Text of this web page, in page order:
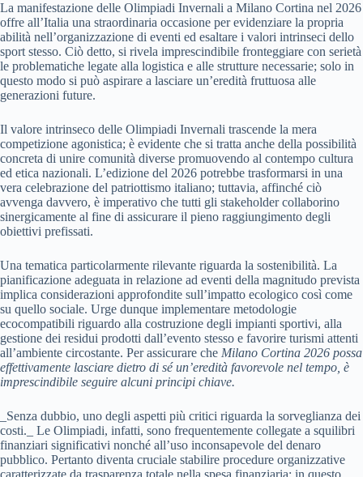
La manifestazione delle Olimpiadi Invernali a Milano Cortina nel 2026
offre all’Italia una straordinaria occasione per evidenziare la propria
abilità nell’organizzazione di eventi ed esaltare i valori intrinseci dello
sport stesso. Ciò detto, si rivela imprescindibile fronteggiare con serietà
le problematiche legate alla logistica e alle strutture necessarie; solo in
questo modo si può aspirare a lasciare un’eredità fruttuosa alle
generazioni future.
Il valore intrinseco delle Olimpiadi Invernali trascende la mera
competizione agonistica; è evidente che si tratta anche della possibilità
concreta di unire comunità diverse promuovendo al contempo cultura
ed etica nazionali. L’edizione del 2026 potrebbe trasformarsi in una
vera celebrazione del patriottismo italiano; tuttavia, affinché ciò
avvenga davvero, è imperativo che tutti gli stakeholder collaborino
sinergicamente al fine di assicurare il pieno raggiungimento degli
obiettivi prefissati.
Una tematica particolarmente rilevante riguarda la sostenibilità. La
pianificazione adeguata in relazione ad eventi della magnitudo prevista
implica considerazioni approfondite sull’impatto ecologico così come
su quello sociale. Urge dunque implementare metodologie
ecocompatibili riguardo alla costruzione degli impianti sportivi, alla
gestione dei residui prodotti dall’evento stesso e favorire turismi attenti
all’ambiente circostante. Per assicurare che Milano Cortina 2026 possa
effettivamente lasciare dietro di sé un’eredità favorevole nel tempo, è
imprescindibile seguire alcuni principi chiave.
_Senza dubbio, uno degli aspetti più critici riguarda la sorveglianza dei
costi._ Le Olimpiadi, infatti, sono frequentemente collegate a squilibri
finanziari significativi nonché all’uso inconsapevole del denaro
pubblico. Pertanto diventa cruciale stabilire procedure organizzative
caratterizzate da trasparenza totale nella spesa finanziaria; in questo